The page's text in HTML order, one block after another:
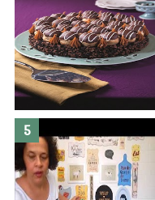
Banheiro novo por menos de
R$300,00 ?? E sem quebra
quebra ??( Editado)